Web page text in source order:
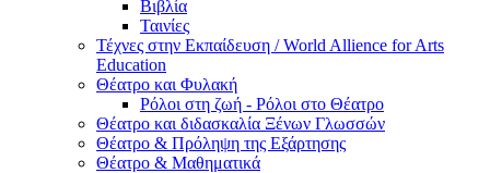
Βιβλία
Ταινίες
Τέχνες στην Εκπαίδευση / World Allience for Arts
Education
Θέατρο και Φυλακή
Ρόλοι στη ζωή - Ρόλοι στο Θέατρο
Θέατρο και διδασκαλία Ξένων Γλωσσών
Θέατρο & Πρόληψη της Εξάρτησης
Θέατρο & Μαθηματικά